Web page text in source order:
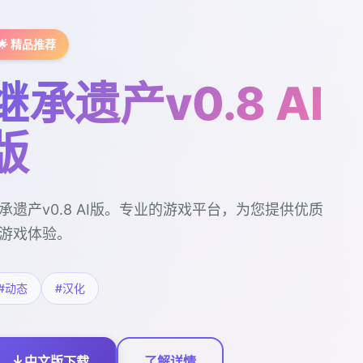
精品推荐
承遗产v0.8 AI
遗产v0.8 AI版。专业的游戏平台，为您提供优质
戏体验。
动态 #汉化